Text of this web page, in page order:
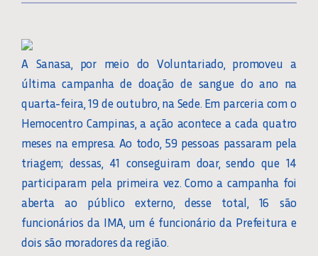
A Sanasa, por meio do Voluntariado, promoveu a
última campanha de doação de sangue do ano na
quarta-feira, 19 de outubro, na Sede. Em parceria com o
Hemocentro Campinas, a ação acontece a cada quatro
meses na empresa. Ao todo, 59 pessoas passaram pela
triagem; dessas, 41 conseguiram doar, sendo que 14
participaram pela primeira vez. Como a campanha foi
aberta ao público externo, desse total, 16 são
funcionários da IMA, um é funcionário da Prefeitura e
dois são moradores da região.